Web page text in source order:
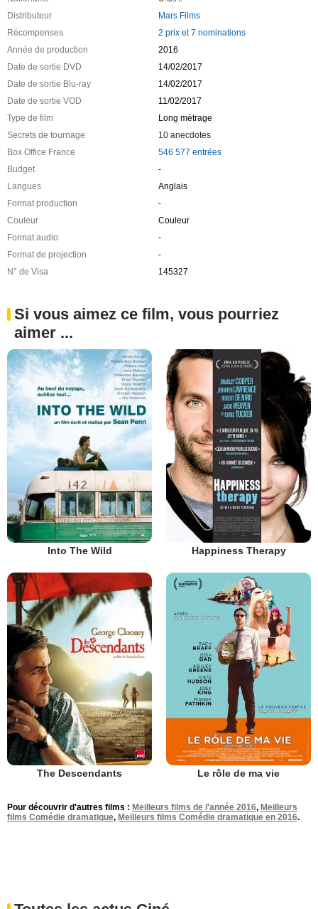
Distributeur
Mars Films
Récompenses
2 prix et 7 nominations
Année de production
2016
Date de sortie DVD
14/02/2017
Date de sortie Blu-ray
14/02/2017
Date de sortie VOD
11/02/2017
Type de film
Long métrage
Secrets de tournage
10 anecdotes
Box Office France
546 577 entrées
Budget
-
Langues
Anglais
Format production
-
Couleur
Couleur
Format audio
-
Format de projection
-
N° de Visa
145327
Si vous aimez ce film, vous pourriez
aimer ...
Into The Wild Happiness Therapy
The Descendants Le rôle de ma vie
Pour découvrir d'autres films : Meilleurs films de l'année 2016, Meilleurs
films Comédie dramatique, Meilleurs films Comédie dramatique en 2016.